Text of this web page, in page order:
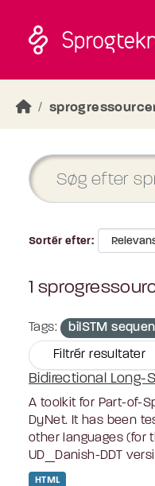
Sortér efter
1
Tags: bilSTM
Filtrér resultater
Bidirectional Long-
A toolkit for Part-of-
DyNet. It has been
other languages (for
UD_Danish-DDT
HTML